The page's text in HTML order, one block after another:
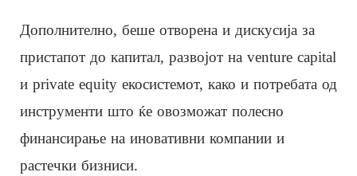
Дополнително, беше отворена и дискусија за
пристапот до капитал, развојот на venture capital
и private equity екосистемот, како и потребата од
инструменти што ќе овозможат полесно
финансирање на иновативни компании и
растечки бизниси.